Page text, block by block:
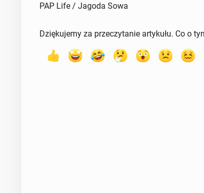
PAP Life / Jagoda Sowa
Dziękujemy za przeczytanie artykułu. Co o